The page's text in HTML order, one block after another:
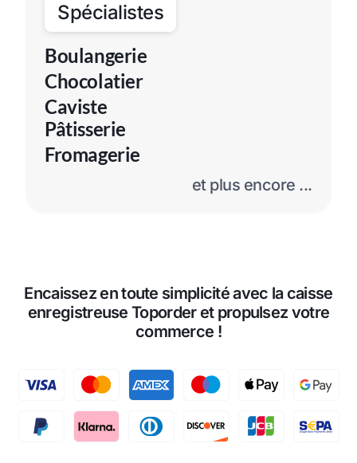
Spécialistes
et plus encore ...
Boulangerie
Chocolatier
Caviste
Pâtisserie
Fromagerie
Encaissez en toute simplicité avec la caisse
enregistreuse Toporder et propulsez votre
commerce !